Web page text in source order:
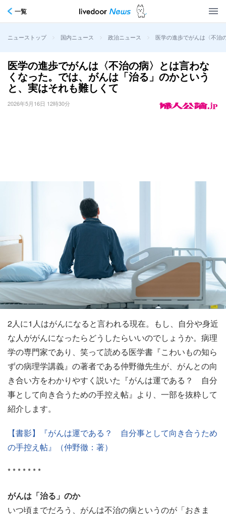
一覧
ニューストップ > 国内ニュース > 政治ニュース > 医学の進歩でがんは〈不治
医学の進歩でがんは〈不治の病〉とは言わな
くなった。では、がんは「治る」のかという
と、実はそれも難しくて
2026年5月16日 12時30分
2人に1人はがんになると言われる現在。もし、自分や身近
な人ががんになったらどうしたらいいのでしょうか。病理
学の専門家であり、笑って読める医学書『こわいもの知ら
ずの病理学講義』の著者である仲野徹先生が、がんとの向
き合い方をわかりやすく説いた『がんは運である？ 自分
事として向き合うための手控え帖』より、一部を抜粋して
紹介します。
【書影】『がんは運である？ 自分事として向き合うため
の手控え帖』（仲野徹：著）
* * * * * * *
がんは「治る」のか
いつ頃までだろう、がんは不治の病というのが「おきま